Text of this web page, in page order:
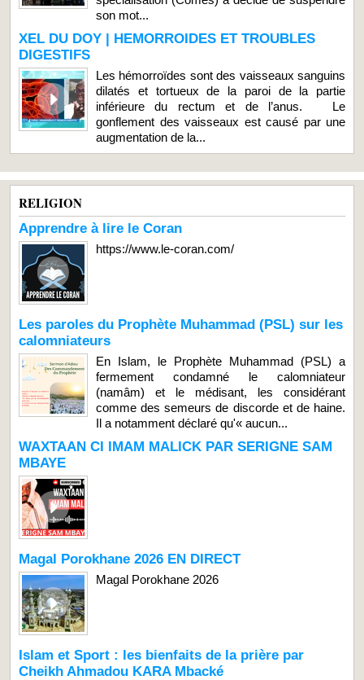
son mot...
XEL DU DOY | HEMORROIDES ET TROUBLES
DIGESTIFS
Les hémorroïdes sont des vaisseaux sanguins
dilatés et tortueux de la paroi de la partie
inférieure du rectum et de l’anus. Le
gonflement des vaisseaux est causé par une
augmentation de la...
RELIGION
Apprendre à lire le Coran
https://www.le-coran.com/
Les paroles du Prophète Muhammad (PSL) sur les
calomniateurs
En Islam, le Prophète Muhammad (PSL) a
fermement condamné le calomniateur
(namâm) et le médisant, les considérant
comme des semeurs de discorde et de haine.
Il a notamment déclaré qu'« aucun...
WAXTAAN CI IMAM MALICK PAR SERIGNE SAM
MBAYE
Magal Porokhane 2026 EN DIRECT
Magal Porokhane 2026
Islam et Sport : les bienfaits de la prière par
Cheikh Ahmadou KARA Mbacké